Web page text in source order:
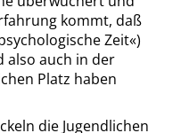
kommt, daß
Zeit«)
also auch in der
Platz haben
die Jugendlichen